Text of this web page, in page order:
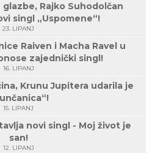
Rajko Suhodolčan
singl „Uspomene“!
23. LIPANJ
Raiven i Macha Ravel u
zajednički singl!
16. LIPANJ
Krunu Jupitera udarila je
15. LIPANJ
novi singl - Moj život je
san!
12. LIPANJ